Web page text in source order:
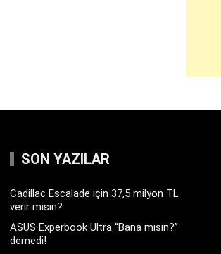
SON YAZILAR
Cadillac Escalade için 37,5 milyon TL
verir misin?
ASUS Experbook Ultra “Bana mısın?”
demedi!